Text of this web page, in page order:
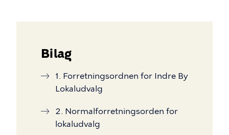
Bilag
1. Forretningsordnen for Indre By
Lokaludvalg
2. Normalforretningsorden for
lokaludvalg